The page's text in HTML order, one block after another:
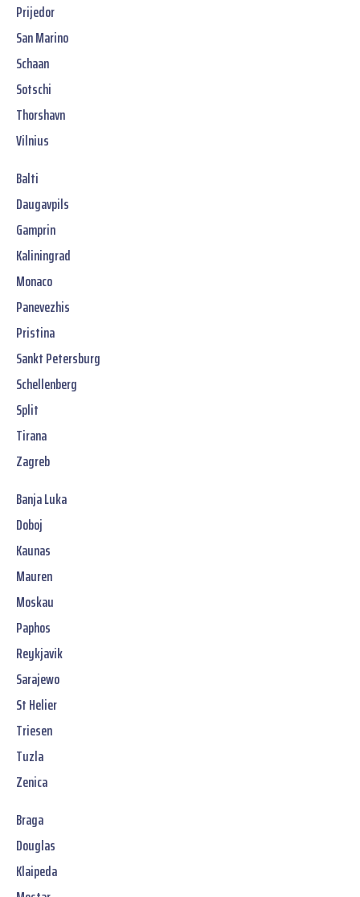
Prijedor
San Marino
Schaan
Sotschi
Thorshavn
Vilnius
Balti
Daugavpils
Gamprin
Kaliningrad
Monaco
Panevezhis
Pristina
Sankt Petersburg
Schellenberg
Split
Tirana
Zagreb
Banja Luka
Doboj
Kaunas
Mauren
Moskau
Paphos
Reykjavik
Sarajewo
St Helier
Triesen
Tuzla
Zenica
Braga
Douglas
Klaipeda